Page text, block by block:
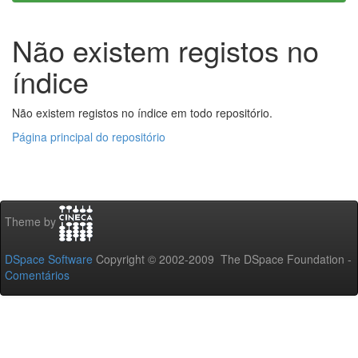
Não existem registos no
índice
Não existem registos no índice em todo repositório.
Página principal do repositório
Theme by
DSpace Software Copyright © 2002-2009 The DSpace Foundation -
Comentários